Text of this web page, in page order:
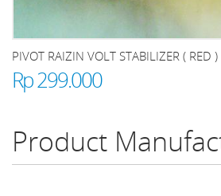
PIVOT RAIZIN VOLT STABILIZER ( RED )
Rp 299.000
Product